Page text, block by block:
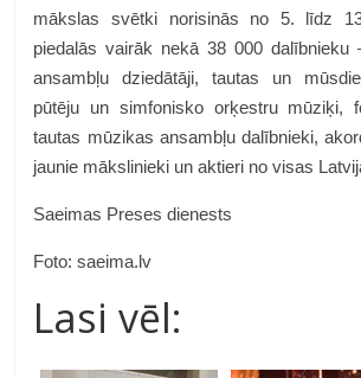
mākslas svētki norisinās no 5. līdz
piedalās vairāk nekā 38 000 dalībnieku
ansambļu dziedātāji, tautas un
pūtēju un simfonisko orķestru mūziķi,
tautas mūzikas ansambļu dalībnieki,
jaunie mākslinieki un aktieri no visas
Saeimas Preses dienests
Foto: saeima.lv
Lasi vēl: